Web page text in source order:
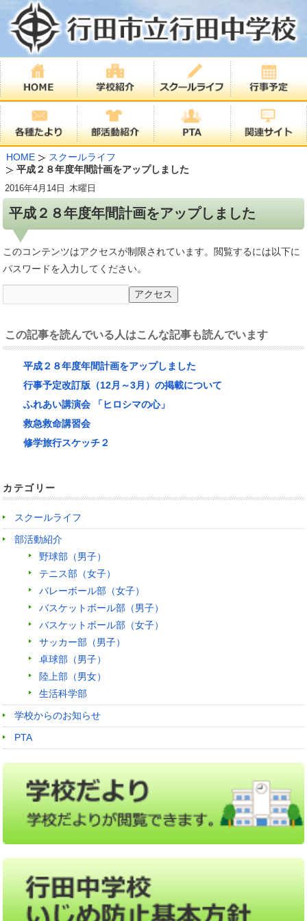
HOME
スクールライフ
平成２８年度年間計画をアップしました
平成２８年度年間計画をアップしました
2016年4月14日 木曜日
このコンテンツはアクセスが制限されています。閲覧するには以下に
パスワードを入力してください。
この記事を読んでいる人はこんな記事も読んでいます
平成２８年度年間計画をアップしました
行事予定改訂版（12月～3月）の掲載について
ふれあい講演会 「ヒロシマの心」
救急救命講習会
修学旅行スケッチ２
カテゴリー
スクールライフ
部活動紹介
野球部（男子）
テニス部（女子）
バレーボール部（女子）
バスケットボール部（男子）
バスケットボール部（女子）
サッカー部（男子）
卓球部（男子）
陸上部（男女）
生活科学部
学校からのお知らせ
PTA